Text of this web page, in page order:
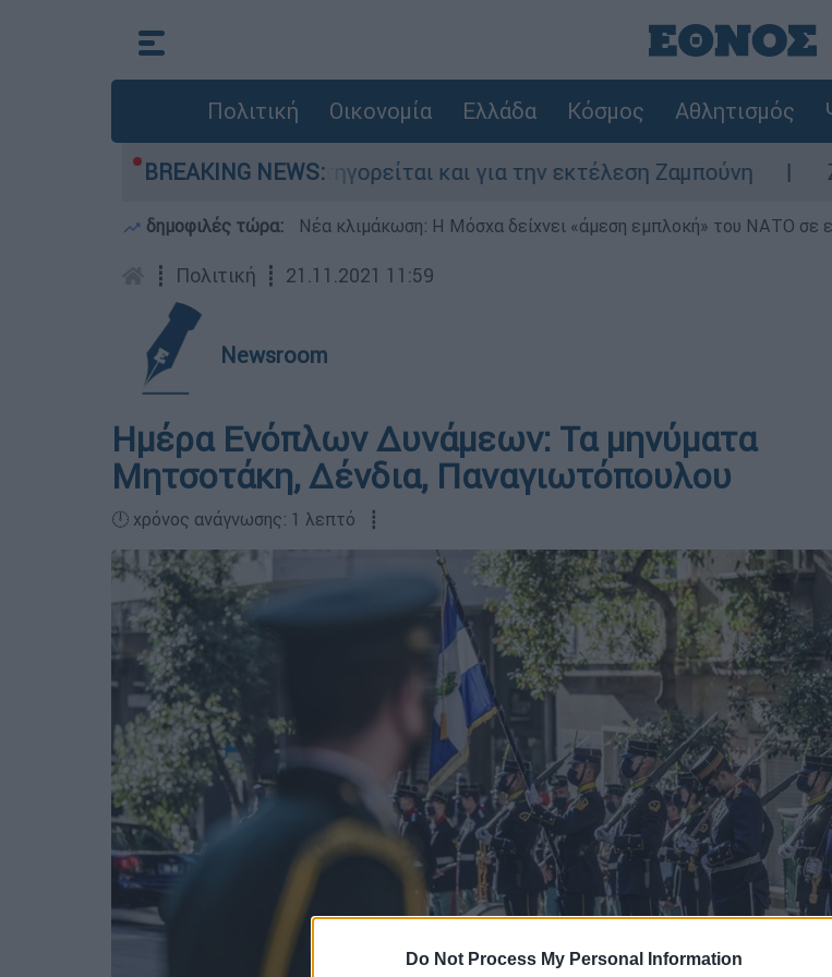
Do Not Process My Personal Information
Πολιτική Οικονομία Ελλάδα Κόσμος Αθλητισμός
BREAKING NEWS:
στην Ελλάδα - Κατηγορείται και για την εκτέλεση Ζαμπούνη
δημοφιλές τώρα: Νέα κλιμάκωση: Η Μόσχα δείχνει «άμεση εμπλοκή» του ΝΑΤΟ σε
┋ Πολιτική ┋ 21.11.2021 11:59
Newsroom
Ημέρα Ενόπλων Δυνάμεων: Τα μηνύματα
Μητσοτάκη, Δένδια, Παναγιωτόπουλου
🕛 χρόνος ανάγνωσης: 1 λεπτό ┋